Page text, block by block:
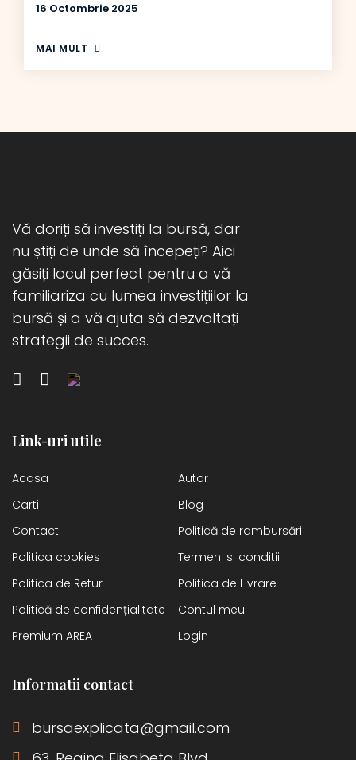
16 Octombrie 2025
MAI MULT
Vă doriți să investiți la bursă, dar
nu știți de unde să începeți? Aici
găsiți locul perfect pentru a vă
familiariza cu lumea investițiilor la
bursă și a vă ajuta să dezvoltați
strategii de succes.
Link-uri utile
Acasa
Autor
Carti
Blog
Contact
Politică de rambursări
Politica cookies
Termeni si conditii
Politica de Retur
Politica de Livrare
Politică de confidențialitate
Contul meu
Premium AREA
Login
Informatii contact
bursaexplicata@gmail.com